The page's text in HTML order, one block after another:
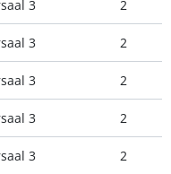
3 2
3 2
3 2
3 2
3 2